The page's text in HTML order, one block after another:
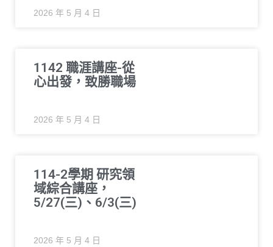
2026 年 5 月 4 日
1142 職涯講座-從
心出發，致勝職場
2026 年 5 月 4 日
114-2學期 研究領
域綜合講座，
5/27(三)、6/3(三)
2026 年 5 月 4 日